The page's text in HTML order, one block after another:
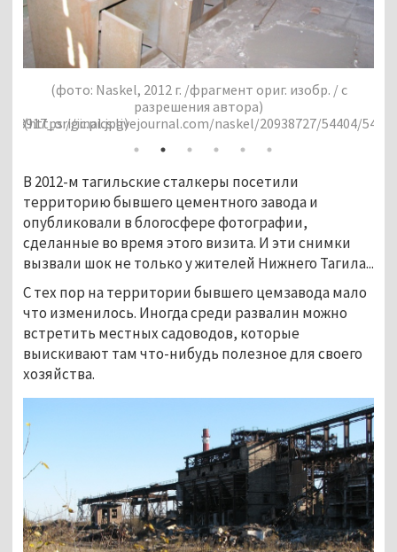
изобр. / с
54404/54404_original.jpg)
(фото: Naskel, 2012 г. /фрагмент ориг.
разрешения автора)
(https://ic.pics.livejournal.com/naskel/20938727/
В 2012-м тагильские сталкеры посетили
территорию бывшего цементного завода и
опубликовали в блогосфере фотографии,
сделанные во время этого визита. И эти снимки
вызвали шок не только у жителей Нижнего Тагила...
С тех пор на территории бывшего цемзавода мало
что изменилось. Иногда среди развалин можно
встретить местных садоводов, которые
выискивают там что-нибудь полезное для своего
хозяйства.